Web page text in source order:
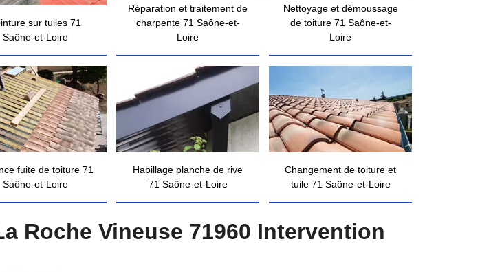
sur tuiles 71
Saône-et-Loire
Réparation et traitement de
charpente 71 Saône-et-
Loire
Nettoyage et démoussage
de toiture 71 Saône-et-
Loire
fuite de toiture 71
Saône-et-Loire
Habillage planche de rive
71 Saône-et-Loire
Changement de toiture et
tuile 71 Saône-et-Loire
Roche Vineuse 71960 Intervention